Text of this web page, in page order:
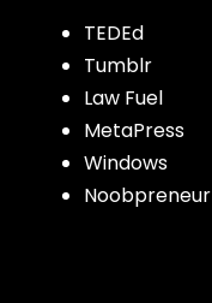
TEDEd
Tumblr
Law Fuel
MetaPress
Windows
Noobpreneur